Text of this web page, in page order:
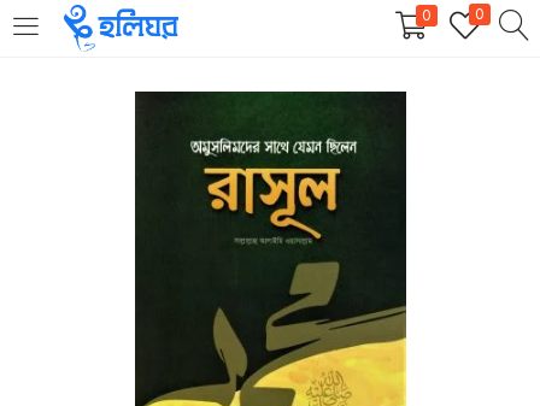
0 0
LOGIN REGISTER
Enter your username and password to login.
Login